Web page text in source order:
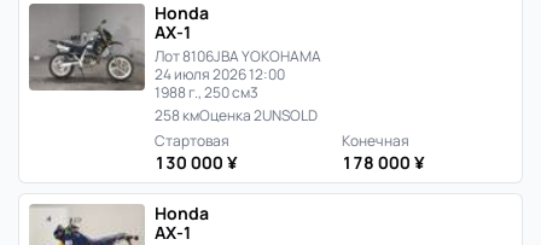
Honda
AX-1
Лот 8106JBA YOKOHAMA
24 июля 2026 12:00
1988 г., 250 см3
258 кмОценка 2UNSOLD
Стартовая
130 000 ¥
Конечная
178 000 ¥
Honda
AX-1